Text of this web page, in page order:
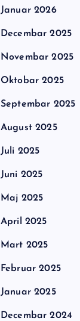
Januar 2026
Decembar 2025
Novembar 2025
Oktobar 2025
Septembar 2025
August 2025
Juli 2025
Juni 2025
Maj 2025
April 2025
Mart 2025
Februar 2025
Januar 2025
Decembar 2024